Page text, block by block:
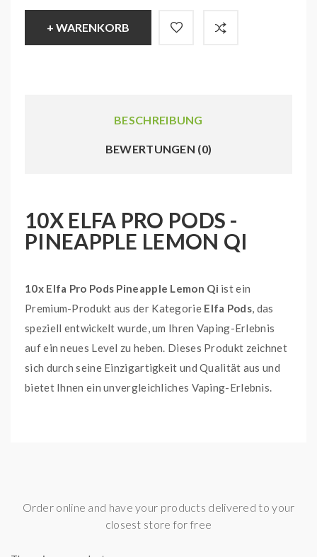
+ WARENKORB
BESCHREIBUNG
BEWERTUNGEN (0)
10X ELFA PRO PODS -
PINEAPPLE LEMON QI
10x Elfa Pro Pods Pineapple Lemon Qi ist ein
Premium-Produkt aus der Kategorie Elfa Pods, das
speziell entwickelt wurde, um Ihren Vaping-Erlebnis
auf ein neues Level zu heben. Dieses Produkt zeichnet
sich durch seine Einzigartigkeit und Qualität aus und
bietet Ihnen ein unvergleichliches Vaping-Erlebnis.
intensiv und dennoch nicht überwältigend, was es zur
perfekten Wahl für alle macht, die nach einem
Order online and have your products delivered to your
closest store for free